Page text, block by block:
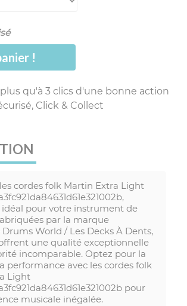
!
qu'à 3 clics d'une bonne action
Click & Collect
cordes folk Martin Extra Light
idéal pour votre instrument de
par la marque
World / Les Decks À Dents,
une qualité exceptionnelle
incomparable. Optez pour la
performance avec les cordes folk
Light
pour
musicale inégalée.